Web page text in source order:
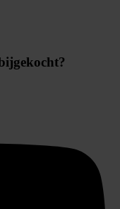
met andere
of die ze hebben
hun services.